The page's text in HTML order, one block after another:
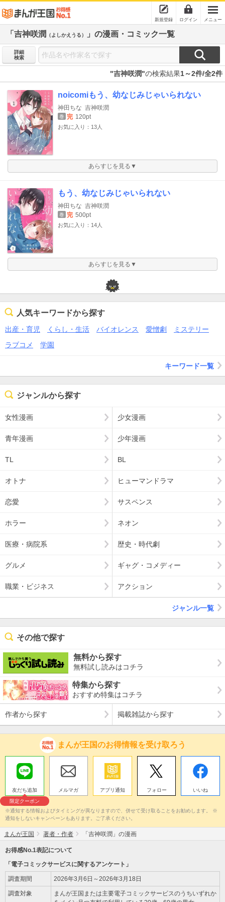
新規登録 ログイン メニュー
「吉神咲潤 （よしかえうる） 」の漫画・コミック一覧
詳細
検索
"吉神咲潤"の検索結果1～2件/全2件
noicomiもう、幼なじみじゃいられない
神田ちな 吉神咲潤
巻 完 120pt
お気に入り：13人
あらすじを見る▼
もう、幼なじみじゃいられない
神田ちな 吉神咲潤
巻 完 500pt
お気に入り：14人
あらすじを見る▼
人気キーワードから探す
出産・育児 くらし・生活 バイオレンス 愛憎劇
ミステリー
ラブコメ
学園
キーワード一覧
ジャンルから探す
女性漫画 少女漫画
青年漫画 少年漫画
TL BL
オトナ ヒューマンドラマ
恋愛 サスペンス
ホラー ネオン
医療・病院系 歴史・時代劇
グルメ ギャグ・コメディー
職業・ビジネス アクション
ジャンル一覧
その他で探す
無料から探す
無料試し読みはコチラ
特集から探す
おすすめ特集はコチラ
作者から探す 掲載雑誌から探す
まんが王国のお得情報を受け取ろう
友だち追加
限定クーポン
メルマガ アプリ通知 フォロー いいね
※通知する情報およびタイミングが異なりますので、併せて受け取ることをお勧めします。 ※
通知をしないキャンペーンもあります。ご了承ください。
まんが王国 著者・作者 「吉神咲潤」の漫画
お得感No.1表記について
「電子コミックサービスに関するアンケート」
調査期間 2026年3月6日～2026年3月18日
調査対象
まんが王国または主要電子コミックサービスのうちいずれか